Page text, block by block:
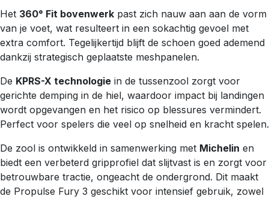
Het 360° Fit bovenwerk past zich nauw aan aan de vorm
van je voet, wat resulteert in een sokachtig gevoel met
extra comfort. Tegelijkertijd blijft de schoen goed ademend
dankzij strategisch geplaatste meshpanelen.
De KPRS-X technologie in de tussenzool zorgt voor
gerichte demping in de hiel, waardoor impact bij landingen
wordt opgevangen en het risico op blessures vermindert.
Perfect voor spelers die veel op snelheid en kracht spelen.
De zool is ontwikkeld in samenwerking met Michelin en
biedt een verbeterd gripprofiel dat slijtvast is en zorgt voor
betrouwbare tractie, ongeacht de ondergrond. Dit maakt
de Propulse Fury 3 geschikt voor intensief gebruik, zowel